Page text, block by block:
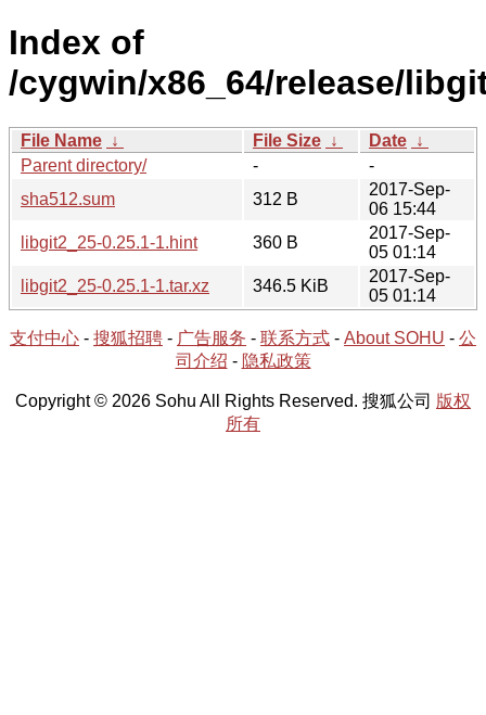
Index of
/cygwin/x86_64/release/
File Name ↓ File Size ↓ Date ↓
Parent directory/
-
-
sha512.sum
312 B
2017-Sep-
06 15:44
libgit2_25-0.25.1-1.hint
360 B
2017-Sep-
05 01:14
libgit2_25-0.25.1-1.tar.xz
346.5 KiB
2017-Sep-
05 01:14
支付中心 - 搜狐招聘 - 广告服务 - 联系方式 - About SOHU - 公
司介绍 - 隐私政策
Copyright © 2026 Sohu All Rights Reserved. 搜狐公司 版权
所有